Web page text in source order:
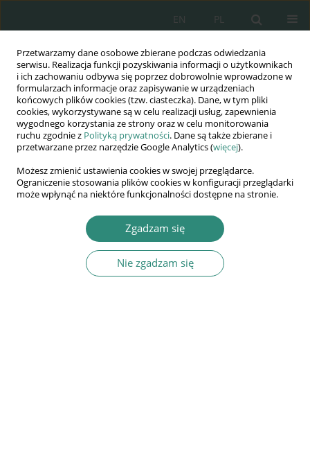
Przetwarzamy dane osobowe zbierane podczas odwiedzania
serwisu. Realizacja funkcji pozyskiwania informacji o użytkownikach
i ich zachowaniu odbywa się poprzez dobrowolnie wprowadzone w
formularzach informacje oraz zapisywanie w urządzeniach
końcowych plików cookies (tzw. ciasteczka). Dane, w tym pliki
cookies, wykorzystywane są w celu realizacji usług, zapewnienia
wygodnego korzystania ze strony oraz w celu monitorowania
ruchu zgodnie z Polityką prywatności. Dane są także zbierane i
przetwarzane przez narzędzie Google Analytics (więcej).
Możesz zmienić ustawienia cookies w swojej przeglądarce.
Ograniczenie stosowania plików cookies w konfiguracji przeglądarki
może wpłynąć na niektóre funkcjonalności dostępne na stronie.
Zgadzam się
Nie zgadzam się
PL
EN
Wydawnictwo
AWSGE
Akademia Nauk Stosowanych
WSGE
im. Alcide De Gasperi
Słowo kluczoweinterwencja
psychologiczna